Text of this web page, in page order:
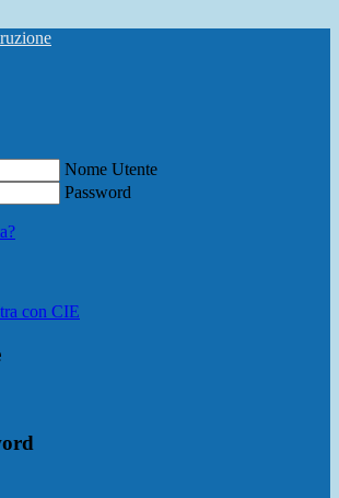
Nome Utente
Password
con CIE